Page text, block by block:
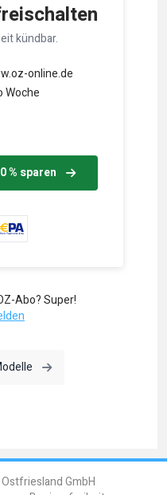
kündbar.
online.de
Woche
% sparen
Abo? Super!
GmbH